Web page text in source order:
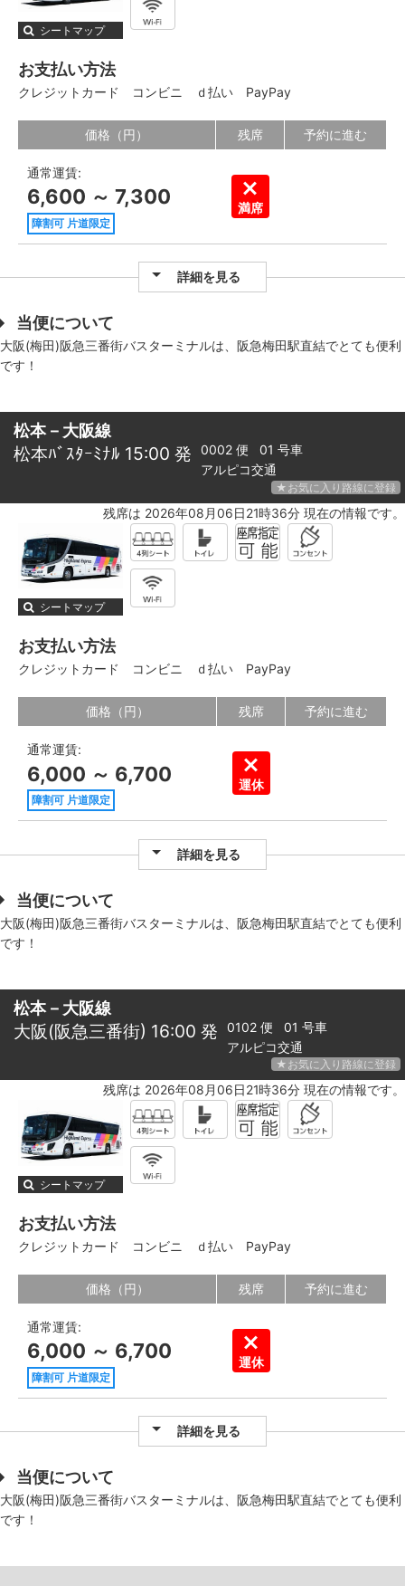
シートマップ
お支払い方法
クレジットカード コンビニ ｄ払い PayPay
価格（円） 残席 予約に進む
通常運賃:
6,600 ～ 7,300
障割可 片道限定
満席
詳細を見る
当便について
大阪(梅田)阪急三番街バスターミナルは、阪急梅田駅直結でとても便利
です！
松本－大阪線
松本ﾊﾞｽﾀｰﾐﾅﾙ 15:00 発
0002 便 01 号車
アルピコ交通
★お気に入り路線に登録
残席は 2026年08月06日21時36分 現在の情報です。
シートマップ
お支払い方法
クレジットカード コンビニ ｄ払い PayPay
価格（円） 残席 予約に進む
通常運賃:
6,000 ～ 6,700
障割可 片道限定
運休
詳細を見る
当便について
大阪(梅田)阪急三番街バスターミナルは、阪急梅田駅直結でとても便利
です！
松本－大阪線
大阪(阪急三番街) 16:00 発
0102 便 01 号車
アルピコ交通
★お気に入り路線に登録
残席は 2026年08月06日21時36分 現在の情報です。
シートマップ
お支払い方法
クレジットカード コンビニ ｄ払い PayPay
価格（円） 残席 予約に進む
通常運賃:
6,000 ～ 6,700
障割可 片道限定
運休
詳細を見る
当便について
大阪(梅田)阪急三番街バスターミナルは、阪急梅田駅直結でとても便利
です！